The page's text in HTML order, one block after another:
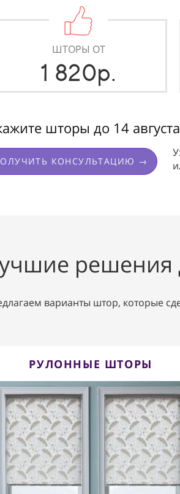
ШТОРЫ ОТ
1 820р.
шторы до 14 августа
ПОЛУЧИТЬ КОНСУЛЬТАЦИЮ →
решения
варианты штор, которые
РУЛОННЫЕ ШТОРЫ